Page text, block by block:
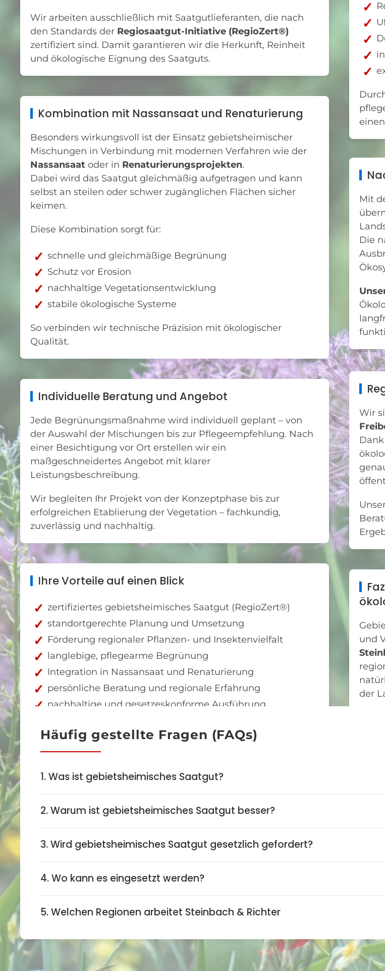
Wir arbeiten ausschließlich mit Saatgutlieferanten, die nach
den Standards der Regiosaatgut-Initiative (RegioZert®)
zertifiziert sind. Damit garantieren wir die Herkunft, Reinheit
und ökologische Eignung des Saatguts.
Kombination mit Nassansaat und Renaturierung
Besonders wirkungsvoll ist der Einsatz gebietsheimischer
Mischungen in Verbindung mit modernen Verfahren wie der
Nassansaat oder in Renaturierungsprojekten.
Dabei wird das Saatgut gleichmäßig aufgetragen und kann
selbst an steilen oder schwer zugänglichen Flächen sicher
keimen.
Diese Kombination sorgt für:
schnelle und gleichmäßige Begrünung
Schutz vor Erosion
nachhaltige Vegetationsentwicklung
stabile ökologische Systeme
So verbinden wir technische Präzision mit ökologischer
Qualität.
Mit
Die
Wir
Individuelle Beratung und Angebot
Jede Begrünungsmaßnahme wird individuell geplant – von
der Auswahl der Mischungen bis zur Pflegeempfehlung. Nach
einer Besichtigung vor Ort erstellen wir ein
maßgeschneidertes Angebot mit klarer
Leistungsbeschreibung.
Wir begleiten Ihr Projekt von der Konzeptphase bis zur
erfolgreichen Etablierung der Vegetation – fachkundig,
zuverlässig und nachhaltig.
Ihre Vorteile auf einen Blick
zertifiziertes gebietsheimisches Saatgut (RegioZert®)
standortgerechte Planung und Umsetzung
Förderung regionaler Pflanzen- und Insektenvielfalt
langlebige, pflegearme Begrünung
Integration in Nassansaat und Renaturierung
persönliche Beratung und regionale Erfahrung
nachhaltige und gesetzeskonforme Ausführung
und
der
Häufig gestellte Fragen (FAQs)
1. Was ist gebietsheimisches Saatgut?
2. Warum ist gebietsheimisches Saatgut besser?
3. Wird gebietsheimisches Saatgut gesetzlich gefordert?
4. Wo kann es eingesetzt werden?
5. Welchen Regionen arbeitet Steinbach & Richter